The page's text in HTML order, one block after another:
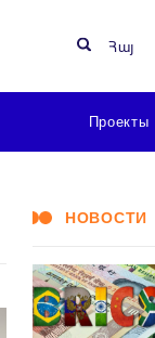
Հայ
Проекты
НОВОСТИ